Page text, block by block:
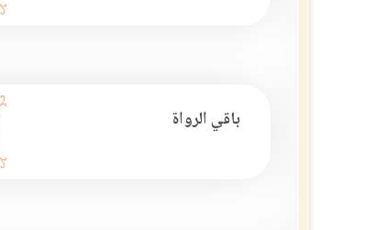
باقي الرواة